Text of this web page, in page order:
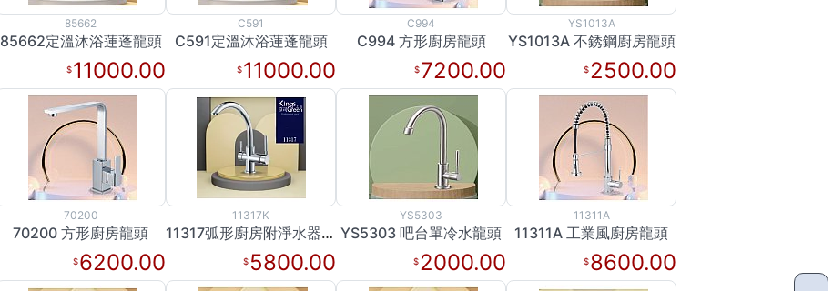
85662
85662定溫沐浴蓮蓬龍頭
11000.00
C591
C591定溫沐浴蓮蓬龍頭
11000.00
C994
C994 方形廚房龍頭
7200.00
YS1013A
YS1013A 不銹鋼廚房龍頭
2500.00
70200
70200 方形廚房龍頭
6200.00
11317K
11317弧形廚房附淨水器出水龍頭
5800.00
YS5303
YS5303 吧台單冷水龍頭
2000.00
11311A
11311A 工業風廚房龍頭
8600.00